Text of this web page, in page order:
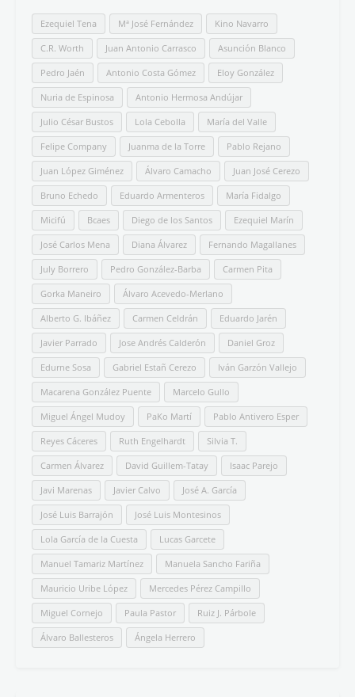
Ezequiel Tena Mª José Fernández Kino Navarro
C.R. Worth Juan Antonio Carrasco Asunción Blanco
Pedro Jaén Antonio Costa Gómez Eloy González
Nuria de Espinosa Antonio Hermosa Andújar
Julio César Bustos Lola Cebolla María del Valle
Felipe Company Juanma de la Torre Pablo Rejano
Juan López Giménez Álvaro Camacho Juan José Cerezo
Bruno Echedo Eduardo Armenteros María Fidalgo
Micifú Bcaes Diego de los Santos Ezequiel Marín
José Carlos Mena Diana Álvarez Fernando Magallanes
July Borrero Pedro González-Barba Carmen Pita
Gorka Maneiro Álvaro Acevedo-Merlano
Alberto G. Ibáñez Carmen Celdrán Eduardo Jarén
Javier Parrado Jose Andrés Calderón Daniel Groz
Edurne Sosa Gabriel Estañ Cerezo Iván Garzón Vallejo
Macarena González Puente Marcelo Gullo
Miguel Ángel Mudoy PaKo Martí Pablo Antivero Esper
Reyes Cáceres Ruth Engelhardt Silvia T.
Carmen Álvarez David Guillem-Tatay Isaac Parejo
Javi Marenas Javier Calvo José A. García
José Luis Barrajón José Luis Montesinos
Lola García de la Cuesta Lucas Garcete
Manuel Tamariz Martínez Manuela Sancho Fariña
Mauricio Uribe López Mercedes Pérez Campillo
Miguel Cornejo Paula Pastor Ruiz J. Párbole
Álvaro Ballesteros Ángela Herrero